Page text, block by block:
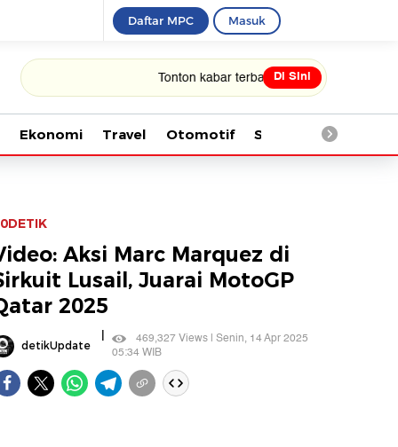
Daftar MPC Masuk
Tonton kabar terbaru PIALA DUNIA 2026
Di Sini
Ekonomi Travel Otomotif Saintek
Aksi Marc Marquez di
Lusail, Juarai MotoGP
2025
detikUpdate |
469,327 Views | Senin, 14 Apr 2025
05:34 WIB